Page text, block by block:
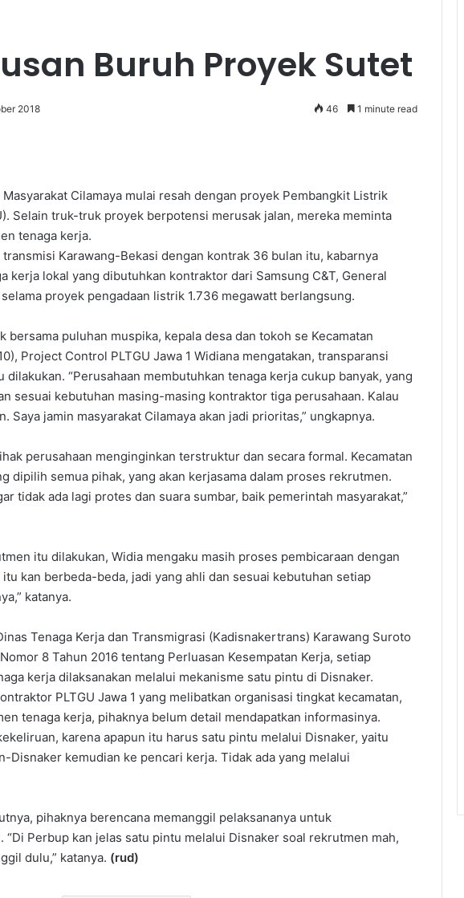
Buruh Proyek Sutet
2018 46 1 minute read
Masyarakat Cilamaya mulai resah dengan proyek Pembangkit Listrik
Selain truk-truk proyek berpotensi merusak jalan, mereka meminta
tenaga kerja.
Karawang-Bekasi dengan kontrak 36 bulan itu, kabarnya
kerja lokal yang dibutuhkan kontraktor dari Samsung C&T, General
proyek pengadaan listrik 1.736 megawatt berlangsung.
bersama puluhan muspika, kepala desa dan tokoh se Kecamatan
Project Control PLTGU Jawa 1 Widiana mengatakan, transparansi
“Perusahaan membutuhkan tenaga kerja cukup banyak, yang
sesuai kebutuhan masing-masing kontraktor tiga perusahaan. Kalau
Saya jamin masyarakat Cilamaya akan jadi prioritas,” ungkapnya.
perusahaan menginginkan terstruktur dan secara formal. Kecamatan
dipilih semua pihak, yang akan kerjasama dalam proses rekrutmen.
tidak ada lagi protes dan suara sumbar, baik pemerintah masyarakat,”
itu dilakukan, Widia mengaku masih proses pembicaraan dengan
itu kan berbeda-beda, jadi yang ahli dan sesuai kebutuhan setiap
katanya.
Tenaga Kerja dan Transmigrasi (Kadisnakertrans) Karawang Suroto
8 Tahun 2016 tentang Perluasan Kesempatan Kerja, setiap
kerja dilaksanakan melalui mekanisme satu pintu di Disnaker.
PLTGU Jawa 1 yang melibatkan organisasi tingkat kecamatan,
tenaga kerja, pihaknya belum detail mendapatkan informasinya.
karena apapun itu harus satu pintu melalui Disnaker, yaitu
Disnaker kemudian ke pencari kerja. Tidak ada yang melalui
pihaknya berencana memanggil pelaksananya untuk
“Di Perbup kan jelas satu pintu melalui Disnaker soal rekrutmen mah,
dulu,” katanya. (rud)